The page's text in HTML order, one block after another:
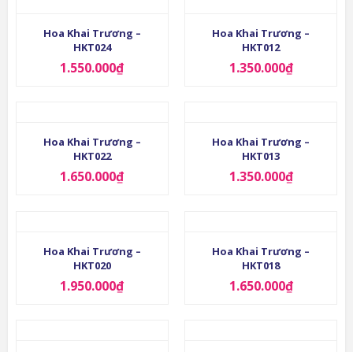
Hoa Khai Trương –
HKT024
1.550.000₫
Hoa Khai Trương –
HKT012
1.350.000₫
Hoa Khai Trương –
HKT022
1.650.000₫
Hoa Khai Trương –
HKT013
1.350.000₫
Hoa Khai Trương –
HKT020
1.950.000₫
Hoa Khai Trương –
HKT018
1.650.000₫